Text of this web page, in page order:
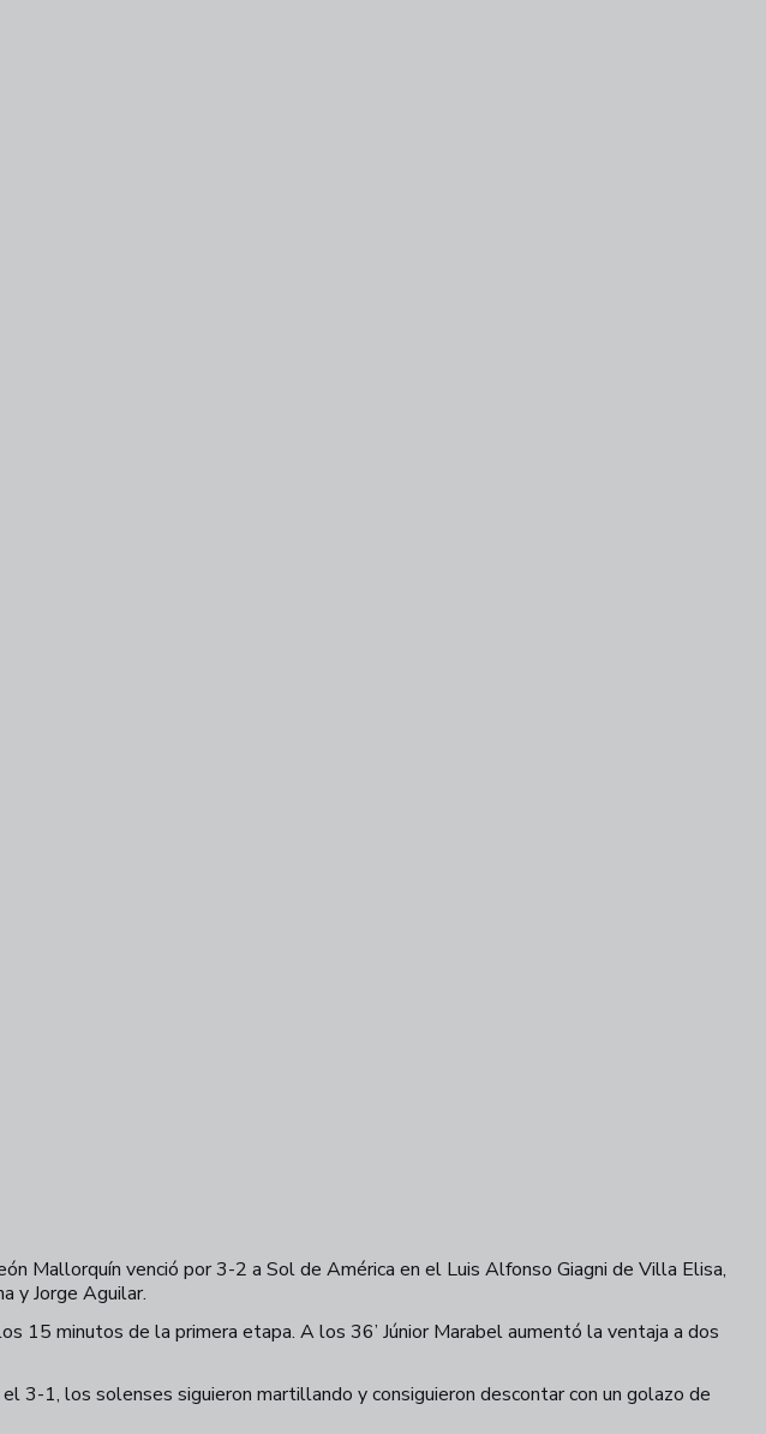
Mallorquín venció por 3-2 a Sol de América en el Luis Alfonso Giagni de Villa Elisa,
y Jorge Aguilar.
15 minutos de la primera etapa. A los 36’ Júnior Marabel aumentó la ventaja a dos
3-1, los solenses siguieron martillando y consiguieron descontar con un golazo de